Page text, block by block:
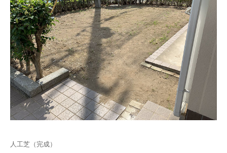
人工芝（完成）
CONTACT US